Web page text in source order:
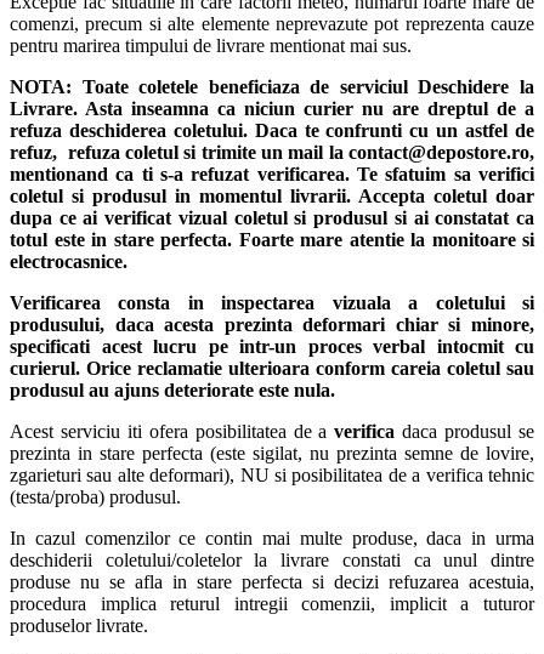
comenzi, precum si alte elemente neprevazute pot reprezenta cauze
pentru marirea timpului de livrare mentionat mai sus.
NOTA: Toate coletele beneficiaza de serviciul Deschidere la
Livrare. Asta inseamna ca niciun curier nu are dreptul de a
refuza deschiderea coletului. Daca te confrunti cu un astfel de
refuz, refuza coletul si trimite un mail la contact@depostore.ro,
mentionand ca ti s-a refuzat verificarea. Te sfatuim sa verifici
coletul si produsul in momentul livrarii. Accepta coletul doar
dupa ce ai verificat vizual coletul si produsul si ai constatat ca
totul este in stare perfecta. Foarte mare atentie la monitoare si
electrocasnice.
Verificarea consta in inspectarea vizuala a coletului si
produsului, daca acesta prezinta deformari chiar si minore,
specificati acest lucru pe intr-un proces verbal intocmit cu
curierul. Orice reclamatie ulterioara conform careia coletul sau
produsul au ajuns deteriorate este nula.
Acest serviciu iti ofera posibilitatea de averifica daca produsul se
prezinta in stare perfecta (este sigilat, nu prezinta semne de lovire,
zgarieturi sau alte deformari), NU si posibilitatea de a verifica tehnic
(testa/proba) produsul.
In cazul comenzilor ce contin mai multe produse, daca in urma
deschiderii coletului/coletelor la livrare constati ca unul dintre
produse nu se afla in stare perfecta si decizi refuzarea acestuia,
procedura implica returul intregii comenzii, implicit a tuturor
produselor livrate.